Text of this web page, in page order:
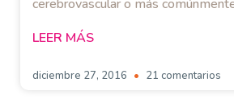
cerebrovascular o más
LEER MÁS
diciembre 27, 2016 21 comentarios